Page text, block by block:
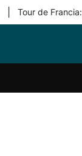
Tour de